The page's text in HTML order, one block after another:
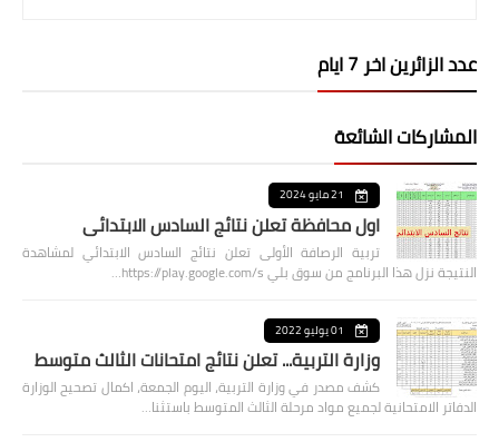
عدد الزائرين اخر 7 ايام
المشاركات الشائعة
21 مايو 2024
اول محافظة تعلن نتائج السادس الابتدائي
تربية الرصافة الأولى تعلن نتائج السادس الابتدائي لمشاهدة
النتيجة نزل هذا البرنامج من سوق بلي https://play.google.com/s…
01 يوليو 2022
وزارة التربية... تعلن نتائج امتحانات الثالث متوسط
كشف مصدر في وزارة التربية، اليوم الجمعة، اكمال تصحيح الوزارة
الدفاتر الامتحانية لجميع مواد مرحلة الثالث المتوسط باستثنا…